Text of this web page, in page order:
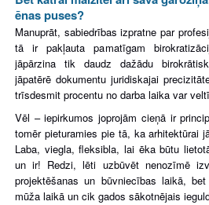
ēnas puses?
Manuprāt, sabiedrības izpratne par
tā ir pakļauta pamatīgam
jāpārzina tik daudz dažādu
jāpatērē dokumentu juridiskajai
trīsdesmit procentu no darba laika var
Vēl – iepirkumos joprojām cieņā ir
tomēr pieturamies pie tā, ka arhitektūrai
Laba, viegla, fleksibla, lai ēka būtu
un ir! Redzi, lēti uzbūvēt nenozīmē
projektēšanas un būvniecības laikā,
mūža laikā un cik gados sākotnējais